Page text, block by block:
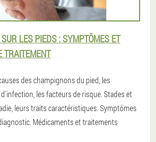
LES PIEDS : SYMPTÔMES ET
TRAITEMENT
des champignons du pied, les
les facteurs de risque. Stades et
leurs traits caractéristiques. Symptômes
Médicaments et traitements